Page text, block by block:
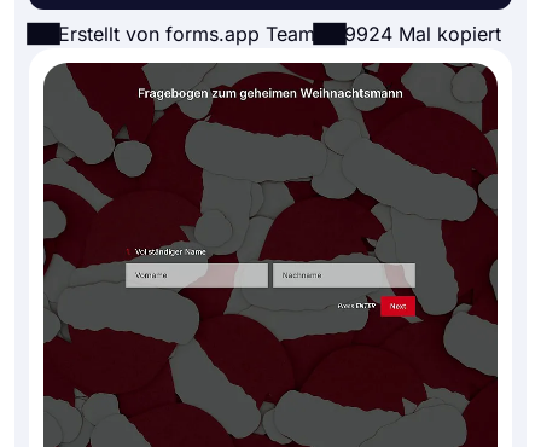
Erstellt von forms.app Team 9924 Mal kopiert